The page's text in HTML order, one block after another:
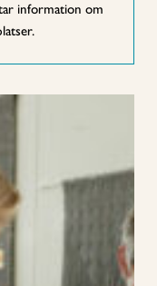
information om